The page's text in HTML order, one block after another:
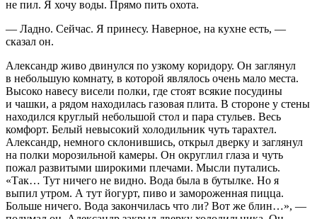
не пил. Я хочу воды. Прямо пить охота.
— Ладно. Сейчас. Я принесу. Наверное, на кухне есть, —
сказал он.
Александр живо двинулся по узкому коридору. Он заглянул
в небольшую комнату, в которой являлось очень мало места.
Высоко навесу висели полки, где стоят всякие посудины
и чашки, а рядом находилась газовая плита. В стороне у стены
находился круглый небольшой стол и пара стульев. Весь
комфорт. Белый невысокий холодильник чуть тарахтел.
Александр, немного склонившись, открыл дверку и заглянул
на полки морозильной камеры. Он округлил глаза и чуть
пожал развитыми широкими плечами. Мысли путались.
«Так… Тут ничего не видно. Вода была в бутылке. Но я
выпил утром. А тут йогурт, пиво и замороженная пицца.
Больше ничего. Вода закончилась что ли? Вот же блин…», —